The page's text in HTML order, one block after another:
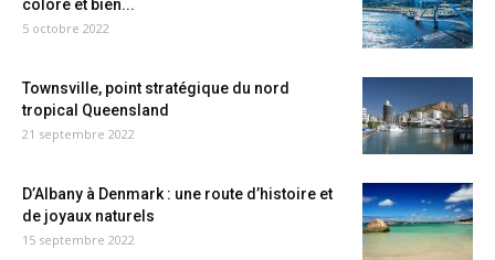
coloré et bien...
5 octobre 2022
Townsville, point stratégique du nord
tropical Queensland
21 septembre 2022
D’Albany à Denmark : une route d’histoire et
de joyaux naturels
15 septembre 2022